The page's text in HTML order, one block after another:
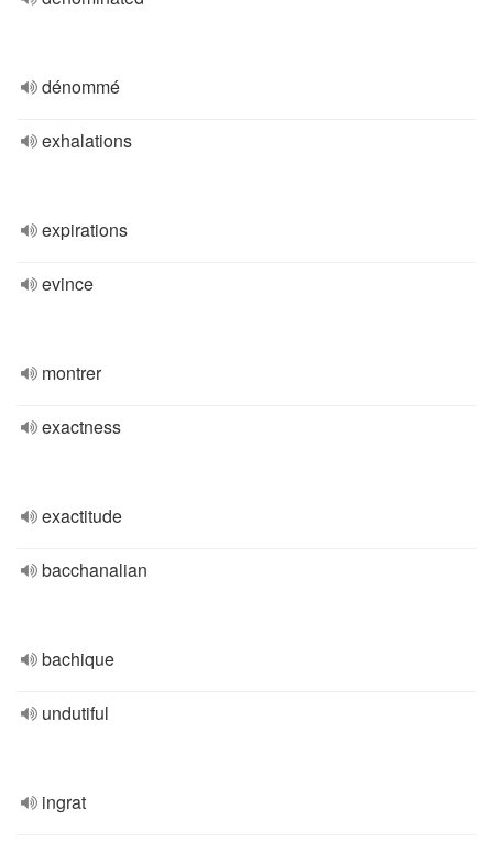
dénommé
exhalations
expirations
evince
montrer
exactness
exactitude
bacchanalian
bachique
undutiful
ingrat